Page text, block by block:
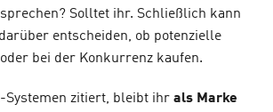
Solltet ihr. Schließlich kann
entscheiden, ob potenzielle
bei der Konkurrenz kaufen.
Systemen zitiert, bleibt ihr als Marke